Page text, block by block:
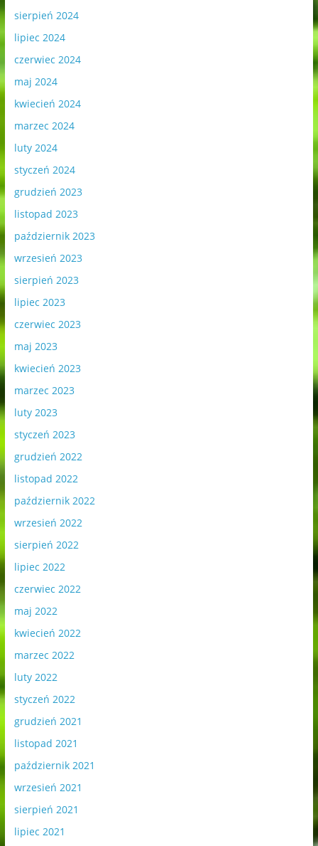
sierpień 2024
lipiec 2024
czerwiec 2024
maj 2024
kwiecień 2024
marzec 2024
luty 2024
styczeń 2024
grudzień 2023
listopad 2023
październik 2023
wrzesień 2023
sierpień 2023
lipiec 2023
czerwiec 2023
maj 2023
kwiecień 2023
marzec 2023
luty 2023
styczeń 2023
grudzień 2022
listopad 2022
październik 2022
wrzesień 2022
sierpień 2022
lipiec 2022
czerwiec 2022
maj 2022
kwiecień 2022
marzec 2022
luty 2022
styczeń 2022
grudzień 2021
listopad 2021
październik 2021
wrzesień 2021
sierpień 2021
lipiec 2021